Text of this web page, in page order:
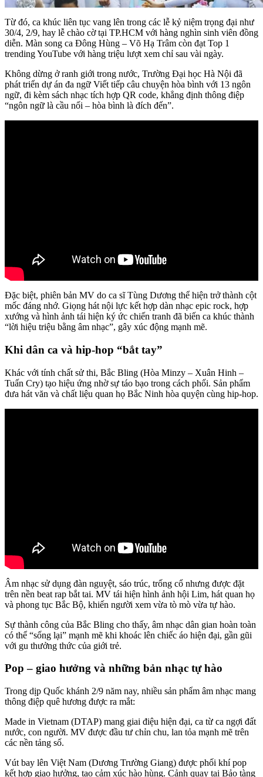
Từ đó, ca khúc liên tục vang lên trong các lễ kỷ niệm trọng đại như
30/4, 2/9, hay lễ chào cờ tại TP.HCM với hàng nghìn sinh viên đồng
diễn. Màn song ca Đông Hùng – Võ Hạ Trâm còn đạt Top 1
trending YouTube với hàng triệu lượt xem chỉ sau vài ngày.
Không dừng ở ranh giới trong nước, Trường Đại học Hà Nội đã
phát triển dự án đa ngữ Viết tiếp câu chuyện hòa bình với 13 ngôn
ngữ, đi kèm sách nhạc tích hợp QR code, khẳng định thông điệp
“ngôn ngữ là cầu nối – hòa bình là đích đến”.
Đặc biệt, phiên bản MV do ca sĩ Tùng Dương thể hiện trở thành cột
mốc đáng nhớ. Giọng hát nội lực kết hợp dàn nhạc epic rock, hợp
xướng và hình ảnh tái hiện ký ức chiến tranh đã biến ca khúc thành
“lời hiệu triệu bằng âm nhạc”, gây xúc động mạnh mẽ.
Khi dân ca và hip-hop “bắt tay”
Khác với tính chất sử thi, Bắc Bling (Hòa Minzy – Xuân Hinh –
Tuấn Cry) tạo hiệu ứng nhờ sự táo bạo trong cách phối. Sản phẩm
đưa hát văn và chất liệu quan họ Bắc Ninh hòa quyện cùng hip-hop.
Âm nhạc sử dụng đàn nguyệt, sáo trúc, trống cổ nhưng được đặt
trên nền beat rap bắt tai. MV tái hiện hình ảnh hội Lim, hát quan họ
và phong tục Bắc Bộ, khiến người xem vừa tò mò vừa tự hào.
Sự thành công của Bắc Bling cho thấy, âm nhạc dân gian hoàn toàn
có thể “sống lại” mạnh mẽ khi khoác lên chiếc áo hiện đại, gần gũi
với gu thưởng thức của giới trẻ.
Pop – giao hưởng và những bản nhạc tự hào
Trong dịp Quốc khánh 2/9 năm nay, nhiều sản phẩm âm nhạc mang
thông điệp quê hương được ra mắt:
Made in Vietnam (DTAP) mang giai điệu hiện đại, ca từ ca ngợi đất
nước, con người. MV được đầu tư chỉn chu, lan tỏa mạnh mẽ trên
các nền tảng số.
Vút bay lên Việt Nam (Dương Trường Giang) được phối khí pop
kết hợp giao hưởng, tạo cảm xúc hào hùng. Cảnh quay tại Bảo tàng